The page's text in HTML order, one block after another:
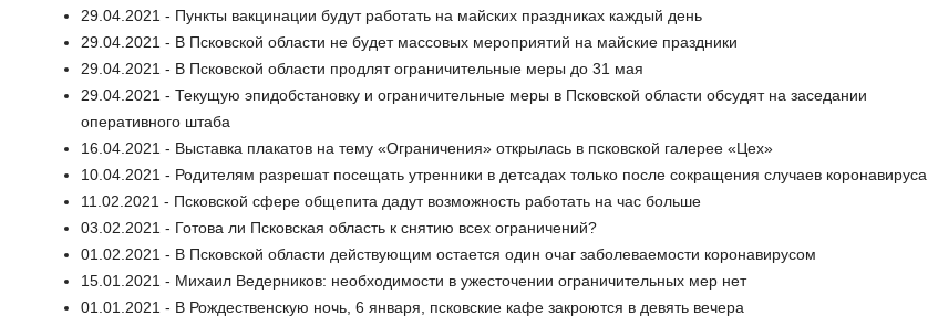
29.04.2021 - Пункты вакцинации будут работать на майских праздниках каждый день
29.04.2021 - В Псковской области не будет массовых мероприятий на майские праздники
29.04.2021 - В Псковской области продлят ограничительные меры до 31 мая
29.04.2021 - Текущую эпидобстановку и ограничительные меры в Псковской области обсудят на заседании
оперативного штаба
16.04.2021 - Выставка плакатов на тему «Ограничения» открылась в псковской галерее «Цех»
10.04.2021 - Родителям разрешат посещать утренники в детсадах только после сокращения случаев коронавируса
11.02.2021 - Псковской сфере общепита дадут возможность работать на час больше
03.02.2021 - Готова ли Псковская область к снятию всех ограничений?
01.02.2021 - В Псковской области действующим остается один очаг заболеваемости коронавирусом
15.01.2021 - Михаил Ведерников: необходимости в ужесточении ограничительных мер нет
01.01.2021 - В Рождественскую ночь, 6 января, псковские кафе закроются в девять вечера